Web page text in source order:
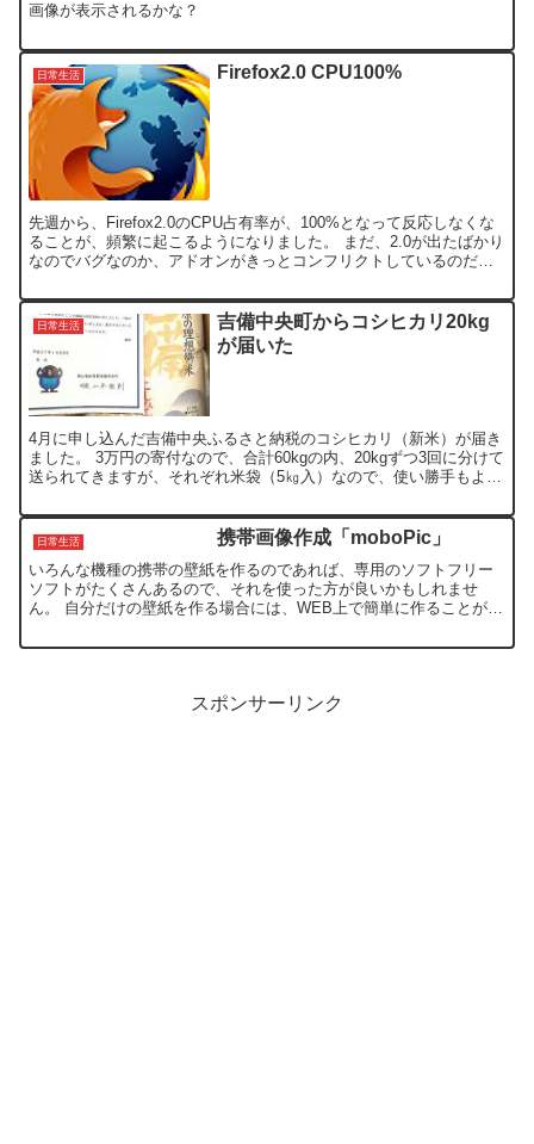
画像が表示されるかな？
日常生活 Firefox2.0 CPU100%
先週から、Firefox2.0のCPU占有率が、100%となって反応しなくな
ることが、頻繁に起こるようになりました。 まだ、2.0が出たばかり
なのでバグなのか、アドオンがきっとコンフリクトしているのだろ
日常生活
吉備中央町からコシヒカリ20kg
が届いた
4月に申し込んだ吉備中央ふるさと納税のコシヒカリ（新米）が届き
ました。 3万円の寄付なので、合計60kgの内、20kgずつ3回に分けて
送られてきますが、それぞれ米袋（5㎏入）なので、使い勝手もよく
日常生活 携帯画像作成「moboPic」
いろんな機種の携帯の壁紙を作るのであれば、専用のソフトフリー
ソフトがたくさんあるので、それを使った方が良いかもしれませ
ん。 自分だけの壁紙を作る場合には、WEB上で簡単に作ることが出
スポンサーリンク